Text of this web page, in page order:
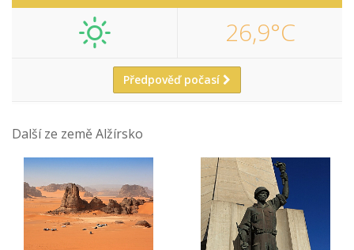
26,9°C
Předpověď počasí
Další ze země Alžírsko